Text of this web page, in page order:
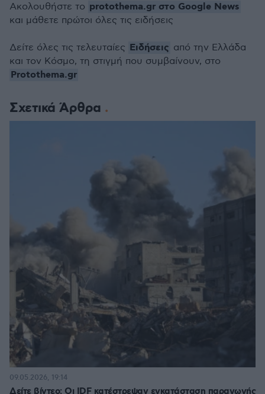
Σχετικά Άρθρα
Δείτε βίντεο: Οι IDF κατέστρεψαν εγκατάσταση παραγωγής
09.05.2026, 19:14
Ακολουθήστε το protothema.gr στο Google News
και μάθετε πρώτοι όλες τις ειδήσεις
Δείτε όλες τις τελευταίες Ειδήσεις από την Ελλάδα
και τον Κόσμο, τη στιγμή που συμβαίνουν, στο
Protothema.gr